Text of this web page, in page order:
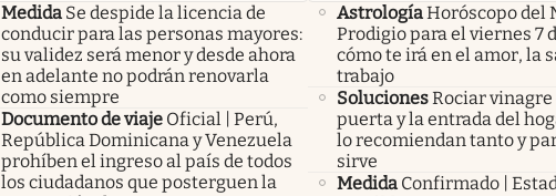
Medida Se despide la licencia de
conducir para las personas mayores:
su validez será menor y desde ahora
en adelante no podrán renovarla
como siempre
Documento de viaje Oficial | Perú,
República Dominicana y Venezuela
prohíben el ingreso al país de todos
los ciudadanos que posterguen la
AstrologíaHoróscopo del
Prodigio para el viernes 7
cómo te irá en el amor, la
trabajo
SolucionesRociar vinagre
puerta y la entrada del
lo recomiendan tanto y
sirve
Medida Confirmado |